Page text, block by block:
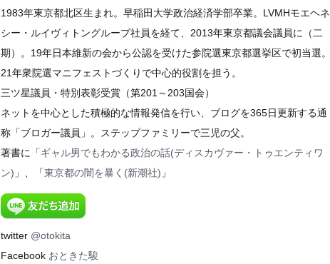
1983年東京都北区生まれ。早稲田大学政治経済学部卒業。LVMHモエヘネ
シー・ルイヴィトングループ社員を経て、2013年東京都議会議員に（二
期）。19年日本維新の会から公認を受けた参院選東京都選挙区で初当選。
21年衆院選マニフェストづくりで中心的役割を担う。
三ツ星議員・特別表彰受賞（第201～203国会）
ネットを中心とした積極的な情報発信を行い、ブログを365日更新する通
称「ブロガー議員」。ステップファミリーで三児の父。
著書に「ギャル男でもわかる政治の話(ディスカヴァー・トゥエンティワ
ン) 」、「東京都の闇を暴く(新潮社) 」
twitter @otokita
Facebook おときた駿